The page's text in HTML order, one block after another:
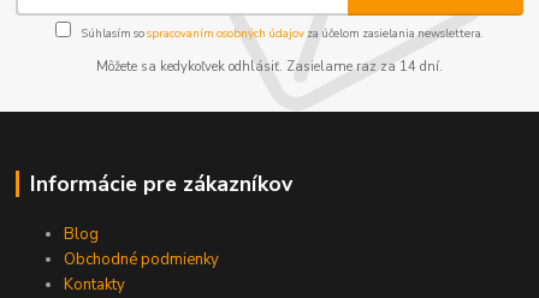
Súhlasím sospracovaním osobných údajov za účelom zasielania newslettera.
Môžete sa kedykoľvek odhlásiť. Zasielame raz za 14 dní.
Informácie pre zákazníkov
Blog
Obchodné podmienky
Kontakty